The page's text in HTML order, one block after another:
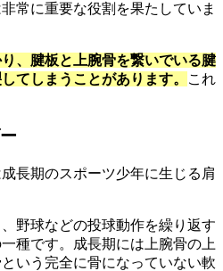
常に重要な役割を果たしていま
、腱板と上腕骨を繋いでいる腱
てしまうことがあります。
これ
長期のスポーツ少年に生じる肩
野球などの投球動作を繰り返す
種です。成長期には上腕骨の上
いう完全に骨になっていない軟